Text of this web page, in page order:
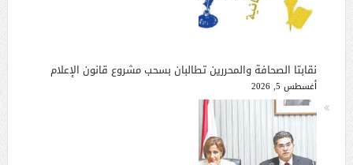
نقابتا الصحافة والمحررين تطالبان بسحب مشروع قانون الإعلام
أغسطس 5, 2026